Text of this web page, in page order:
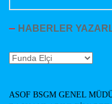
HABERLER
Haberler
ASOF BSGM GENEL